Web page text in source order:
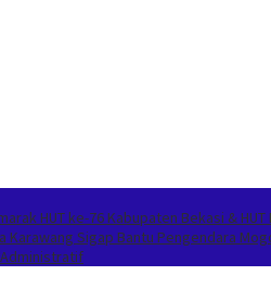
HUT ke-76 Kabupaten Bekasi &
Karawang Sigap Bantu Pengendara
Administratif